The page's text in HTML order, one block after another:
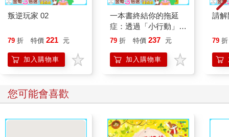
叛逆玩家 02
79 折 特價 221 元
加入購物車
一本書終結你的拖延
症：透過「小行動」打
開大腦的行動開關，懶
的37個科學方法
79 折 特價 237 元
加入購物車
請解
79 折
您可能會喜歡